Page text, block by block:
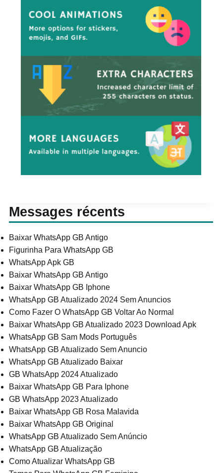
Messages récents
Baixar WhatsApp GB Antigo
Figurinha Para WhatsApp GB
WhatsApp Apk GB
Baixar WhatsApp GB Antigo
Baixar WhatsApp GB Iphone
WhatsApp GB Atualizado 2024 Sem Anuncios
Como Fazer O WhatsApp GB Voltar Ao Normal
Baixar WhatsApp GB Atualizado 2023 Download Apk
WhatsApp GB Sam Mods Português
WhatsApp GB Atualizado Sem Anuncio
WhatsApp GB Atualizado Baixar
GB WhatsApp 2024 Atualizado
Baixar WhatsApp GB Para Iphone
GB WhatsApp 2023 Atualizado
Baixar WhatsApp GB Rosa Malavida
Baixar WhatsApp GB Original
WhatsApp GB Atualizado Sem Anúncio
WhatsApp GB Atualização
Como Atualizar WhatsApp GB